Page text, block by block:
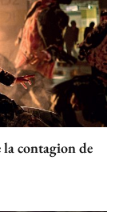
contagion de